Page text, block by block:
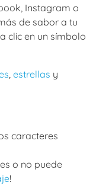
Instagram o
de sabor a tu
clic en un símbolo
estrellas y
caracteres
o no puede
!